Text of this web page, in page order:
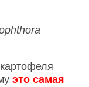
это самая